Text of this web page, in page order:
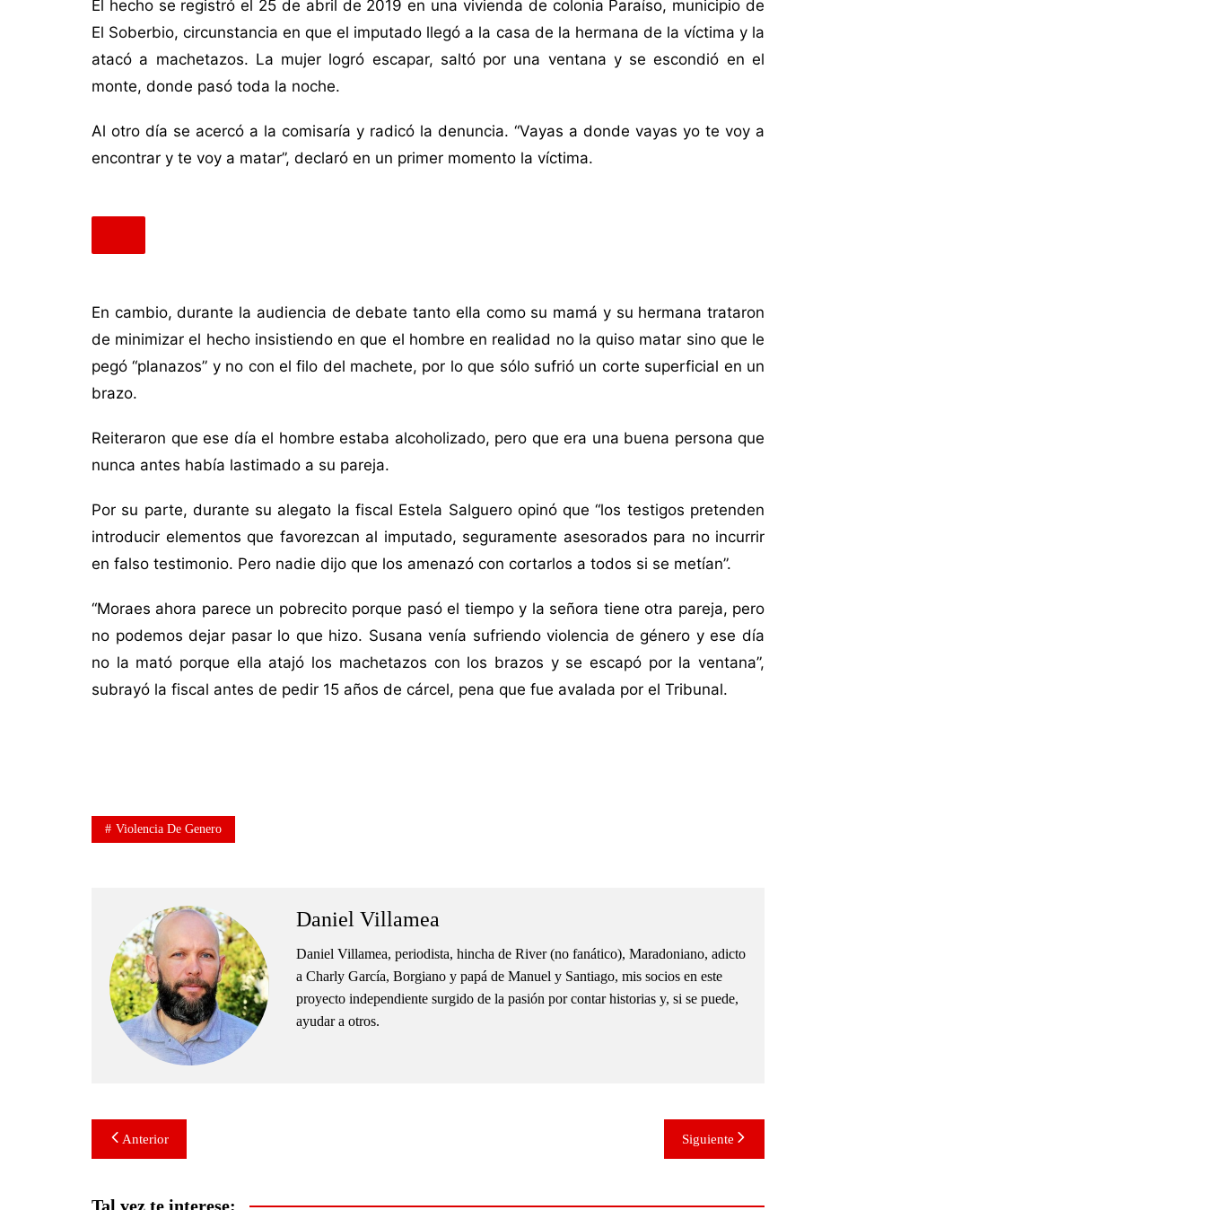
El hecho se registró el 25 de abril de 2019 en una vivienda de colonia Paraíso, municipio de
El Soberbio, circunstancia en que el imputado llegó a la casa de la hermana de la víctima y la
atacó a machetazos. La mujer logró escapar, saltó por una ventana y se escondió en el
monte, donde pasó toda la noche.
Al otro día se acercó a la comisaría y radicó la denuncia. “Vayas a donde vayas yo te voy a
encontrar y te voy a matar”, declaró en un primer momento la víctima.
En cambio, durante la audiencia de debate tanto ella como su mamá y su hermana trataron
de minimizar el hecho insistiendo en que el hombre en realidad no la quiso matar sino que le
pegó “planazos” y no con el filo del machete, por lo que sólo sufrió un corte superficial en un
brazo.
Reiteraron que ese día el hombre estaba alcoholizado, pero que era una buena persona que
nunca antes había lastimado a su pareja.
Por su parte, durante su alegato la fiscal Estela Salguero opinó que “los testigos pretenden
introducir elementos que favorezcan al imputado, seguramente asesorados para no incurrir
en falso testimonio. Pero nadie dijo que los amenazó con cortarlos a todos si se metían”.
“Moraes ahora parece un pobrecito porque pasó el tiempo y la señora tiene otra pareja, pero
no podemos dejar pasar lo que hizo. Susana venía sufriendo violencia de género y ese día
no la mató porque ella atajó los machetazos con los brazos y se escapó por la ventana”,
subrayó la fiscal antes de pedir 15 años de cárcel, pena que fue avalada por el Tribunal.
Violencia De Genero
Daniel Villamea
Daniel Villamea, periodista, hincha de River (no fanático), Maradoniano, adicto
a Charly García, Borgiano y papá de Manuel y Santiago, mis socios en este
proyecto independiente surgido de la pasión por contar historias y, si se puede,
ayudar a otros.
Navegación
de
entradas
Anterior Siguiente
Tal vez te interese: